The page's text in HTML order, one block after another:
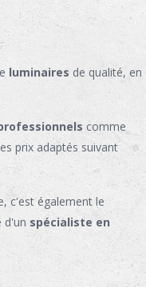
luminaires de qualité, en
comme
prix adaptés suivant
c'est également le
d'un spécialiste en